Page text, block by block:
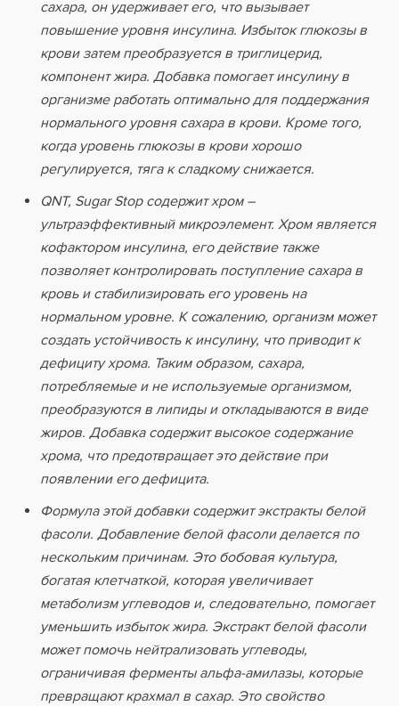
сахара, он удерживает его, что вызывает
повышение уровня инсулина. Избыток глюкозы в
крови затем преобразуется в триглицерид,
компонент жира. Добавка помогает инсулину в
организме работать оптимально для поддержания
нормального уровня сахара в крови. Кроме того,
когда уровень глюкозы в крови хорошо
регулируется, тяга к сладкому снижается.
QNT, Sugar Stop содержит хром –
ультраэффективный микроэлемент. Хром является
кофактором инсулина, его действие также
позволяет контролировать поступление сахара в
кровь и стабилизировать его уровень на
нормальном уровне. К сожалению, организм может
создать устойчивость к инсулину, что приводит к
дефициту хрома. Таким образом, сахара,
потребляемые и не используемые организмом,
преобразуются в липиды и откладываются в виде
жиров. Добавка содержит высокое содержание
хрома, что предотвращает это действие при
появлении его дефицита.
Формула этой добавки содержит экстракты белой
фасоли. Добавление белой фасоли делается по
нескольким причинам. Это бобовая культура,
богатая клетчаткой, которая увеличивает
метаболизм углеводов и, следовательно, помогает
уменьшить избыток жира. Экстракт белой фасоли
может помочь нейтрализовать углеводы,
ограничивая ферменты альфа-амилазы, которые
превращают крахмал в сахар. Это свойство